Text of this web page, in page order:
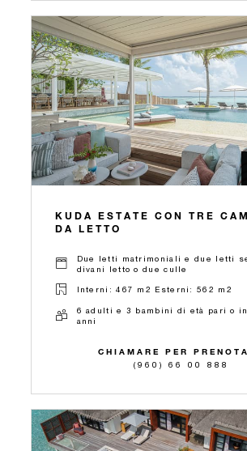
KUDA ESTATE CON TRE
DA LETTO
Due letti matrimoniali e due letti
divani letto o due culle
Interni: 467 m2 Esterni: 562 m2
6 adulti e 3 bambini di età pari o
anni
CHIAMARE PER
(960) 66 00 888